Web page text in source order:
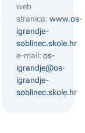
web
stranica:www.os-
igrandje-
soblinec.skole.hr
e-mail:os-
igrandje@os-
igrandje-
soblinec.skole.hr